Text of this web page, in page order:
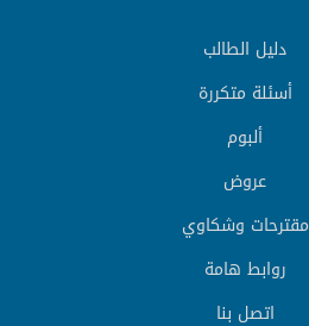
دليل الطالب
أسئلة متكررة
ألبوم
عروض
مقترحات وشكاوي
روابط هامة
اتصل بنا